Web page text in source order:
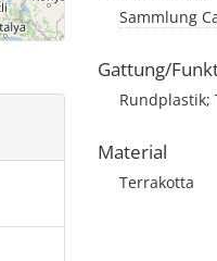
.
Sammlung
Gattung/
Rundplastik;
Material
Terrakotta